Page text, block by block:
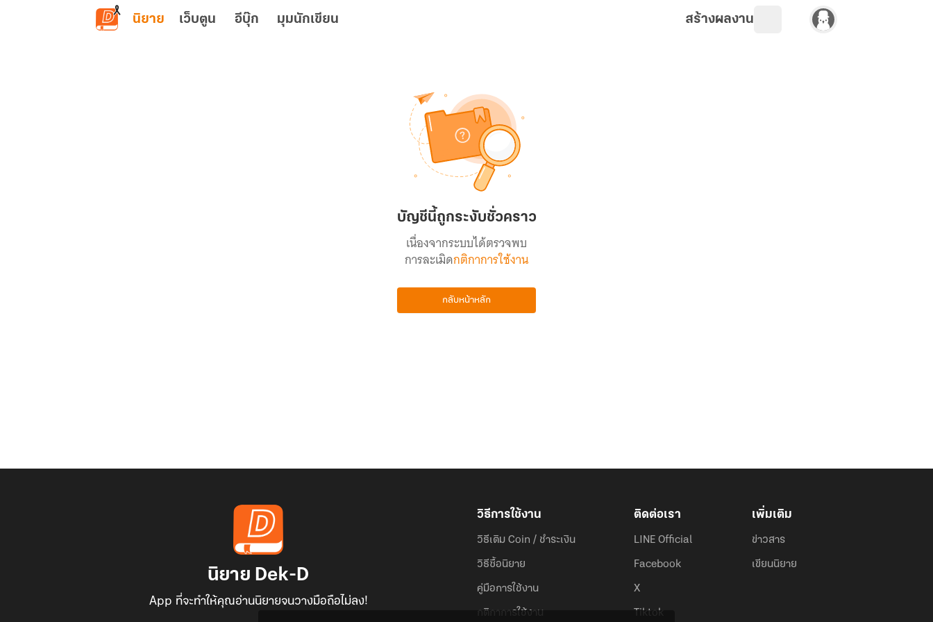
ข้ามไปยังเนื้อหาหลัก
นิยาย เว็บตูน อีบุ๊ก มุมนักเขียน สร้างผลงาน
บัญชีนี้ถูกระงับชั่วคราว
เนื่องจากระบบได้ตรวจพบ
การละเมิดกติกาการใช้งาน
กลับหน้าหลัก
นิยาย Dek-D
App ที่จะทำให้คุณอ่านนิยายจนวางมือถือไม่ลง!
วิธีการใช้งาน
วิธีเติม Coin / ชำระเงิน
วิธีซื้อนิยาย
คู่มือการใช้งาน
กติกาการใช้งาน
ติดต่อเรา
LINE Official
Facebook
X
Tiktok
เพิ่มเติม
ข่าวสาร
เขียนนิยาย